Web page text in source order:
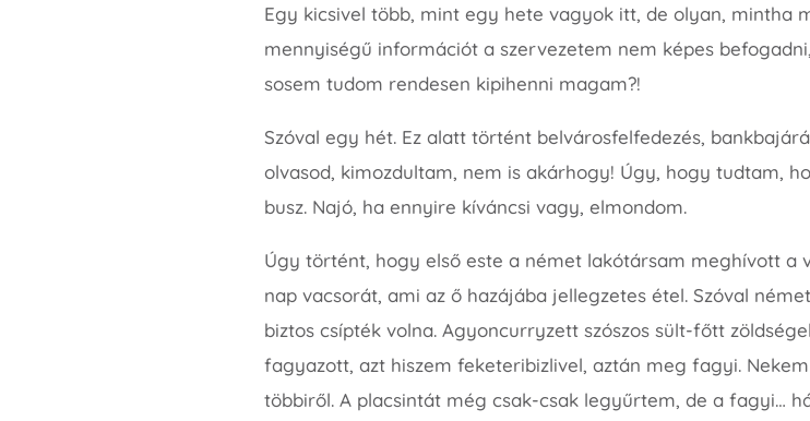
Egy kicsivel több, mint egy hete vagyok itt, de olyan, mintha
mennyiségű információt a szervezetem nem képes
sosem tudom rendesen kipihenni magam?!
Szóval egy hét. Ez alatt történt belvárosfelfedezés,
olvasod, kimozdultam, nem is akárhogy! Úgy, hogy tudtam,
busz. Najó, ha ennyire kíváncsi vagy, elmondom.
Úgy történt, hogy első este a német lakótársam meghívott a
nap vacsorát, ami az ő hazájába jellegzetes étel. Szóval
biztos csípték volna. Agyoncurryzett szószos sült-főtt
fagyazott, azt hiszem feketeribizlivel, aztán meg fagyi.
többiről. A placsintát még csak-csak legyűrtem, de a fagyi…